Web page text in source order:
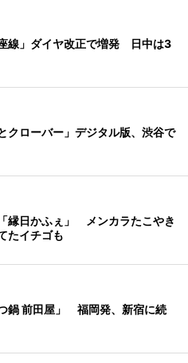
線」ダイヤ改正で増発 日中は3
クローバー」デジタル版、渋谷で
縁日かふぇ」 メンカラたこやき
たイチゴも
鍋 前田屋」 福岡発、新宿に続